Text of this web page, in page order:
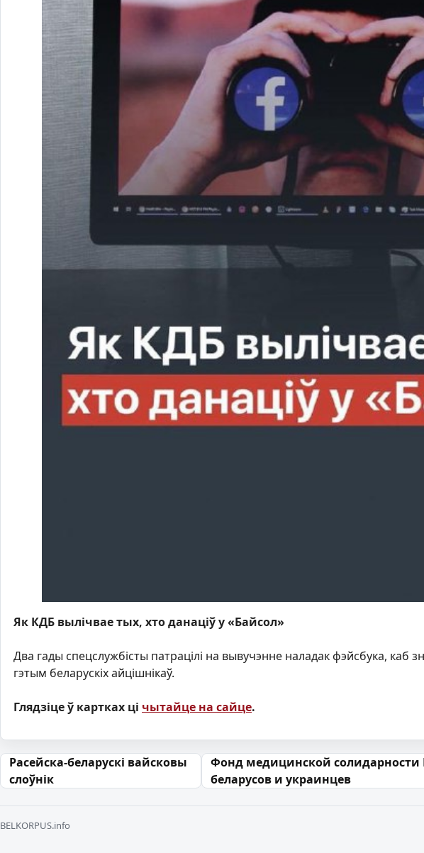
Як КДБ вылічвае тых, хто данаціў у «Байсол»
Два гады спецслужбісты патрацілі на вывучэнне наладак фэйсбука, каб
гэтым беларускіх айцішнікаў.
Глядзіце ў картках ці чытайце на сайце.
Навігацыя па запісах
Расейска-беларускі вайсковы
слоўнік
Фонд медицинской солидарности
беларусов и украинцев
BELKORPUS.info